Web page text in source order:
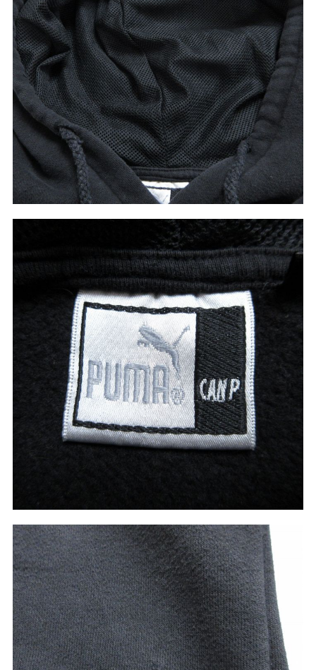
90年代 80年代 70年代
60年代 50年代 40年代
すべての年代を見る
週刊ラッシュアウト新聞
古着コラム
メディア・イベント情報
Youtube 古着屋Rush Out チャンネル
スタッフコーディネート
ご利用案内
お客様の声
レビュー1万件突破
お気に入りリスト
会員登録
店舗一覧
古着卸売
特定商取引法に基づく表示
プライバシーポリシー
お問い合わせ